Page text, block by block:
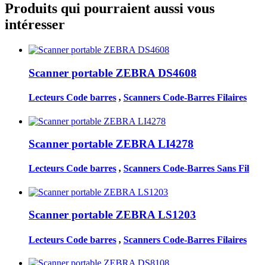
Produits qui pourraient aussi vous
intéresser
Scanner portable ZEBRA DS4608
Lecteurs Code barres , Scanners Code-Barres Filaires
Scanner portable ZEBRA LI4278
Lecteurs Code barres , Scanners Code-Barres Sans Fil
Scanner portable ZEBRA LS1203
Lecteurs Code barres , Scanners Code-Barres Filaires